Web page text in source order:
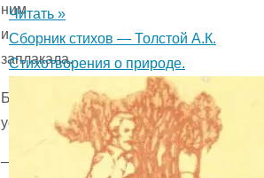
ним
и
заплакала.
Бабушка
услыхала.
— Что
Читать »
Сборник стихов — Толстой А.К.
Стихотворения о природе.